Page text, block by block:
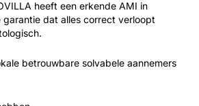
heeft een erkende AMI in
dat alles correct verloopt
betrouwbare solvabele aannemers